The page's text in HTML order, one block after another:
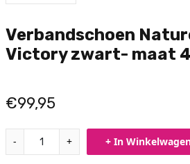
Verbandschoen
Victory zwart- maat
€99,95
- + + In